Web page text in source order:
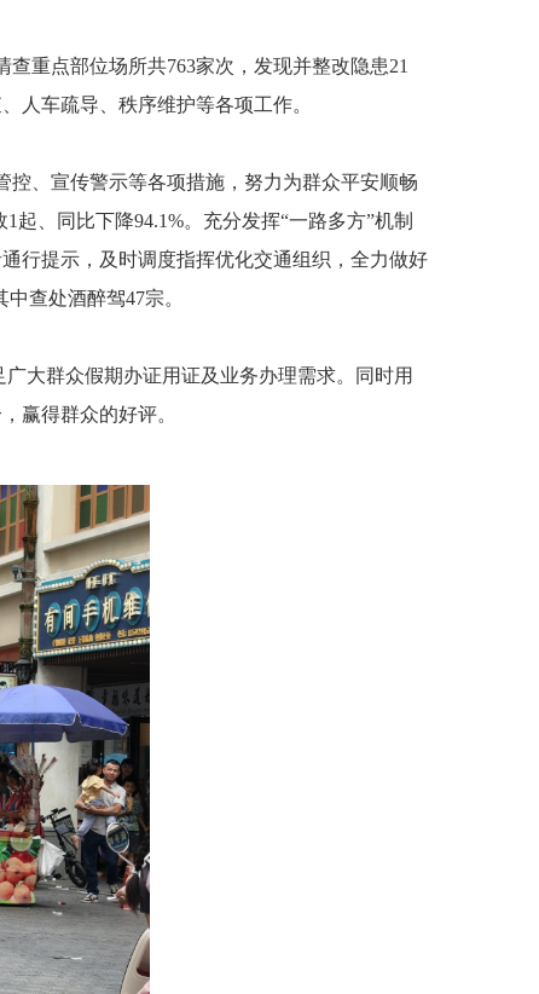
重点部位场所共763家次，发现并整改隐患21
人车疏导、秩序维护等各项工作。
、宣传警示等各项措施，努力为群众平安顺畅
、同比下降94.1%。充分发挥“一路多方”机制
行提示，及时调度指挥优化交通组织，全力做好
查处酒醉驾47宗。
大群众假期办证用证及业务办理需求。同时用
赢得群众的好评。